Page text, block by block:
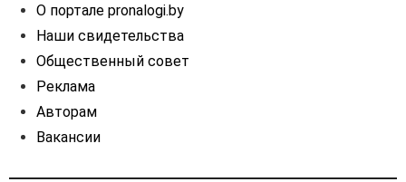
О портале pronalogi.by
Наши свидетельства
Общественный совет
Реклама
Авторам
Вакансии